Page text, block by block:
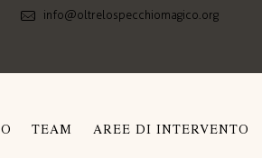
info@oltrelospecchiomagico.org
TEAM AREE DI INTERVENTO